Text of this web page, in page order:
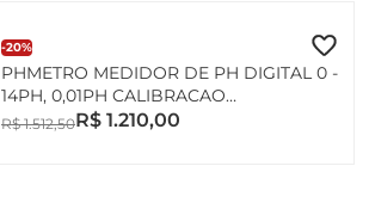
-20%
PHMETRO MEDIDOR DE PH DIGITAL 0 -
14PH, 0,01PH CALIBRACAO
AUTOMATICA COM ELETRODO
R$ 1.512,50R$ 1.210,00